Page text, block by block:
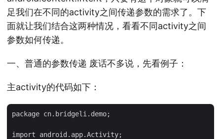
足我们在不同的activity之间传递参数的需求了。下
面就让我们结合这两种情况，看看不同activity之间
参数如何传递。
一、普通的参数传递 废话不多说，先看例子：
主activity的代码如下：
package cn.bridgeli.demo;
import android.app.Activity;